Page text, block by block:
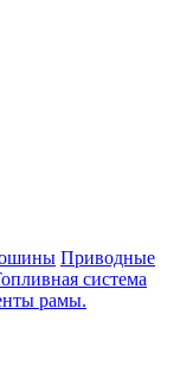
Приводные
система
рамы.